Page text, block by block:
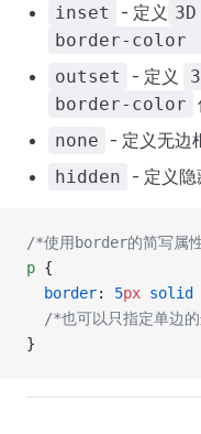
inset - 定义
border-color
outset - 定义
border-color
none - 定义无边
hidden - 定义
/*使用border的简写属
p {
  border
: 5px solid
/*也可以只指定单边
}